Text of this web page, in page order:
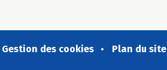
Gestion des cookies Plan du site